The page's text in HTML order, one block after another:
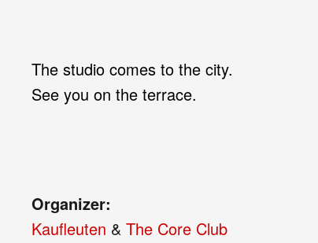
The studio comes to the city.
See you on the terrace.
Organizer:
Kaufleuten & The Core Club